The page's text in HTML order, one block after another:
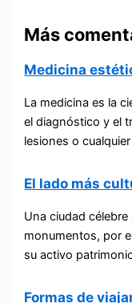
Más
Medicina
La medicina es la
el diagnóstico y el
lesiones o
El lado más
Una ciudad
monumentos, por
su activo
Formas de